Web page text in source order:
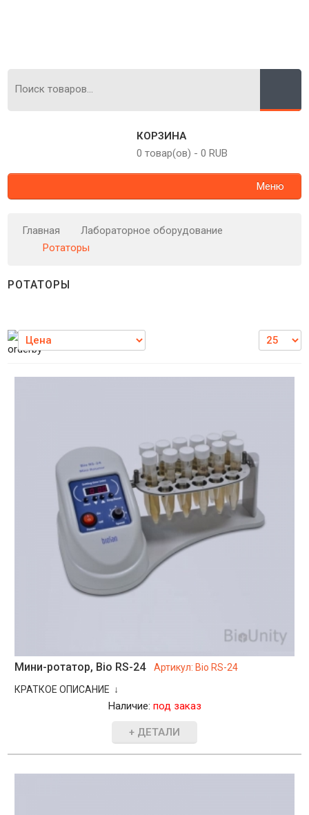
КОРЗИНА
0 товар(ов) - 0 RUB
Меню
Главная
Лабораторное оборудование
Ротаторы
РОТАТОРЫ
Мини-ротатор, Bio RS-24 Артикул: Bio RS-24
КРАТКОЕ ОПИСАНИЕ ↓
Наличие: под заказ
+ ДЕТАЛИ